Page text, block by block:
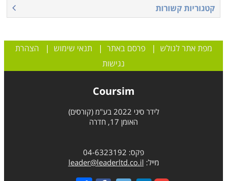
קטגוריות קשורות
מפת אתר לגולש |פרסם באתר | תנאי שימוש | הצהרת
נגישות
Coursim
לידר סיני 2022 בע"מ (קורסים)
האומן 17, חדרה
פקס: 04-6323192
מייל: leader@leaderltd.co.il